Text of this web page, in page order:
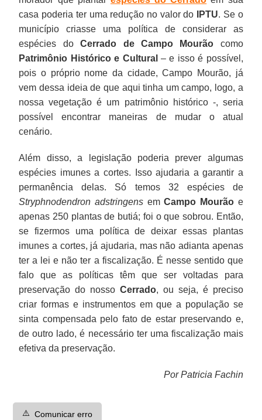
casa poderia ter uma redução no valor do
IPTU. Se o
município criasse uma política de considerar as
espécies doCerrado de Campo Mourão como
Patrimônio Histórico e Cultural – e isso é possível,
pois o próprio nome da cidade, Campo Mourão, já
vem dessa ideia de que aqui tinha um campo, logo, a
nossa vegetação é um patrimônio histórico -, seria
possível encontrar maneiras de mudar o atual
cenário.
Além disso, a legislação poderia prever algumas
espécies imunes a cortes. Isso ajudaria a garantir a
permanência delas. Só temos 32 espécies de
Stryphnodendron adstringens emCampo Mourãoe
apenas 250 plantas de butiá; foi o que sobrou. Então,
se fizermos uma política de deixar essas plantas
imunes a cortes, já ajudaria, mas não adianta apenas
ter a lei e não ter a fiscalização. É nesse sentido que
falo que as políticas têm que ser voltadas para
preservação do nossoCerrado, ou seja, é preciso
criar formas e instrumentos em que a população se
sinta compensada pelo fato de estar preservando e,
de outro lado, é necessário ter uma fiscalização mais
efetiva da preservação.
Por Patricia Fachin
⚠️ Comunicar erro